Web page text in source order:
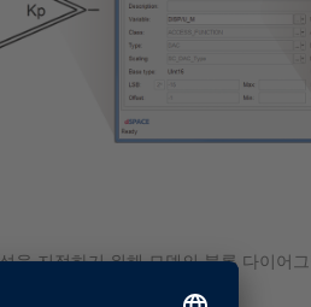
을 지정하기 위해 모델의 블록 다이어